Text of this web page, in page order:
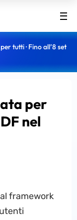
tutti · Fino all’8 set
per
nel
framework